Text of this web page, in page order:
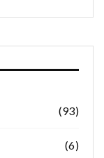
(93)
(6)